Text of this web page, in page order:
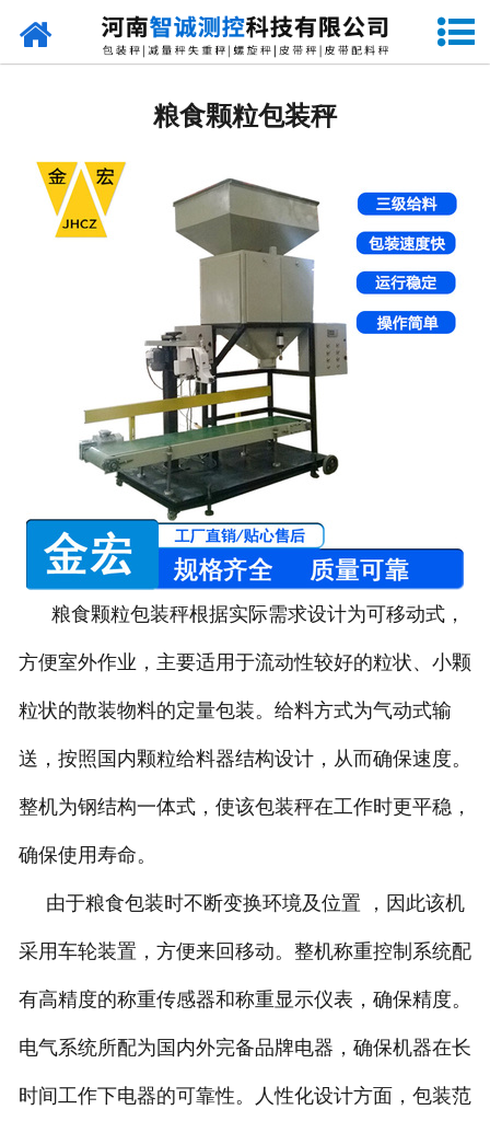
网站首页
- DCS-D系列单斗颗粒包装秤
- DCS-SP系列粉粒两用双斗包装秤
DCS-DP系列粉粒两用单斗包装秤
- DCS-L系列粉状包装秤
- DCS-S系列无斗定量包装秤
- DCS-X系列振动小包装秤
- DCS-T系列吨袋包装秤
电子皮带秤
序列式皮带秤
电子配料秤
- LCS系列皮带配料秤
输送提升设备
粮食颗粒包装秤
粮食颗粒包装秤根据实际需求设计为可移动式，
方便室外作业，主要适用于流动性较好的粒状、小颗
粒状的散装物料的定量包装。给料方式为气动式输
送，按照国内颗粒给料器结构设计，从而确保速度。
整机为钢结构一体式，使该包装秤在工作时更平稳，
确保使用寿命。
由于粮食包装时不断变换环境及位置 ，因此该机
采用车轮装置，方便来回移动。整机称重控制系统配
有高精度的称重传感器和称重显示仪表，确保精度。
电气系统所配为国内外完备品牌电器，确保机器在长
时间工作下电器的可靠性。人性化设计方面，包装范